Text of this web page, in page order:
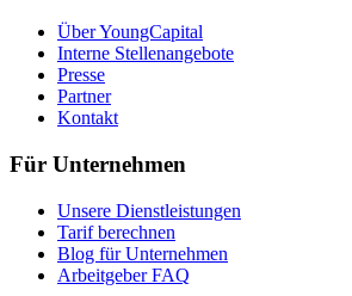
Über YoungCapital
Interne Stellenangebote
Presse
Partner
Kontakt
Für Unternehmen
Unsere Dienstleistungen
Tarif berechnen
Blog für Unternehmen
Arbeitgeber FAQ